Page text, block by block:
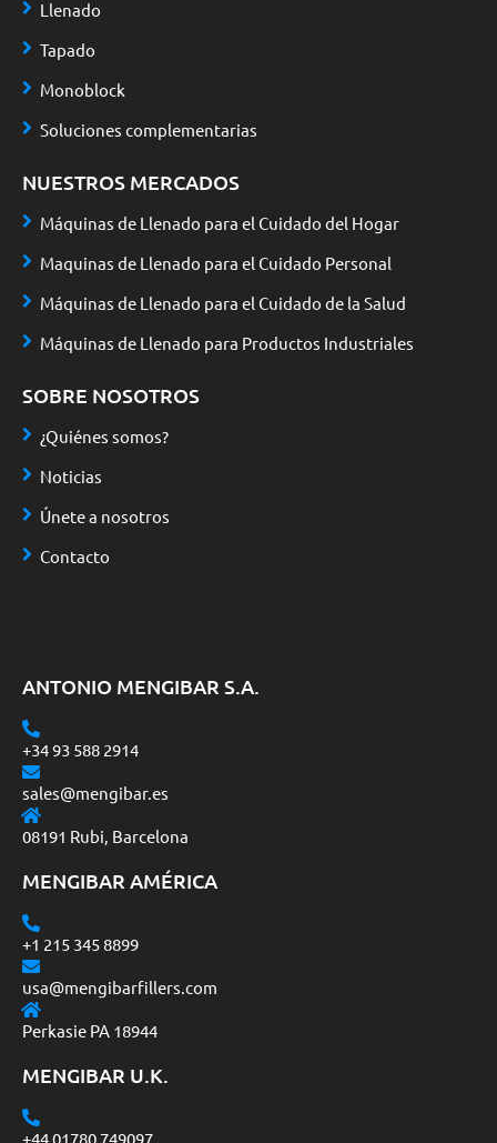
ANTONIO MENGIBAR S.A.
+34 93 588 2914
sales@mengibar.es
08191 Rubi, Barcelona
MENGIBAR AMÉRICA
+1 215 345 8899
usa@mengibarfillers.com
Perkasie PA 18944
MENGIBAR U.K.
+44 01780 749097
Llenado
Tapado
Monoblock
Soluciones complementarias
NUESTROS MERCADOS
Máquinas de Llenado para el Cuidado del Hogar
Maquinas de Llenado para el Cuidado Personal
Máquinas de Llenado para el Cuidado de la Salud
Máquinas de Llenado para Productos Industriales
SOBRE NOSOTROS
¿Quiénes somos?
Noticias
Únete a nosotros
Contacto